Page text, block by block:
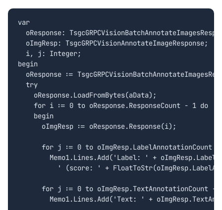
var
oResponse:
  oImgResp: TsgcGRPCVisionAnnotateImageResponse;
  i, j: Integer;
begin
oResponse :=
  try
    oResponse.LoadFromBytes(aData);
    for i := 0 to oResponse.ResponseCount - 1 do
    begin
      oImgResp := oResponse.Response(i);
for j := 0 to oImgResp.LabelAnnotationCount -
Memo1.Lines.Add('Label: ' +
' (score: ' +
for j := 0 to oImgResp.TextAnnotationCount -
Memo1.Lines.Add('Text: ' +